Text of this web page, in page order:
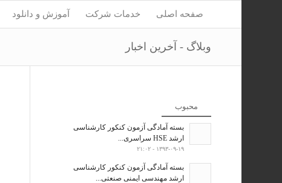
صفحه اصلی خدمات شرکت آموزش و دانلود
وبلاگ - آخرین اخبار
محبوب
بسته آمادگی آزمون کنکور کارشناسی
ارشد HSE سراسری...
۱۳۹۳-۰۹-۱۹ - ۲۱:۰۲
بسته آمادگی آزمون کنکور کارشناسی
ارشد مهندسی ایمنی صنعتی...